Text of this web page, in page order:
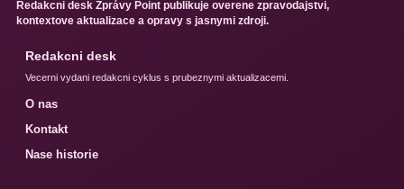
Redakcni desk Zprávy Point publikuje overene zpravodajstvi,
kontextove aktualizace a opravy s jasnymi zdroji.
Redakcni desk
Vecerni vydani redakcni cyklus s prubeznymi aktualizacemi.
O nas
Kontakt
Nase historie